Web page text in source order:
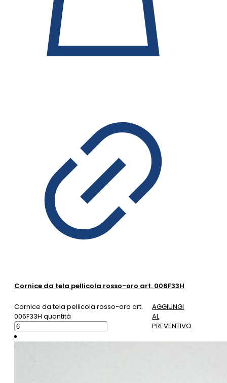
Cornice da tela pellicola rosso-oro art. 006F33H
Cornice da tela pellicola rosso-oro art.
006F33H quantità
AGGIUNGI
AL
PREVENTIVO